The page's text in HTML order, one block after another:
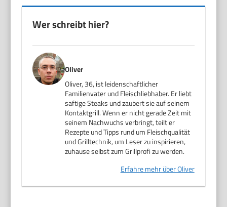
Wer schreibt hier?
Oliver
Oliver, 36, ist leidenschaftlicher
Familienvater und Fleischliebhaber. Er liebt
saftige Steaks und zaubert sie auf seinem
Kontaktgrill. Wenn er nicht gerade Zeit mit
seinem Nachwuchs verbringt, teilt er
Rezepte und Tipps rund um Fleischqualität
und Grilltechnik, um Leser zu inspirieren,
zuhause selbst zum Grillprofi zu werden.
Erfahre mehr über Oliver